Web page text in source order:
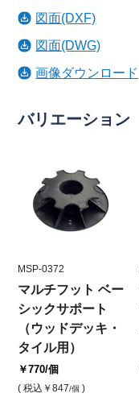
図面(DXF)
図面(DWG)
画像ダウンロード
バリエーション
MSP-0372
マルチフット ベー
シックサポート
（ウッドデッキ・
タイル用）
￥770/個
( 税込 ￥847/個 )